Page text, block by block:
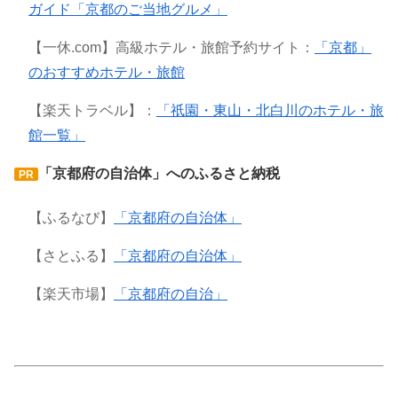
ガイド「京都のご当地グルメ」
【一休.com】高級ホテル・旅館予約サイト：
「京都」
のおすすめホテル・旅館
【楽天トラベル】：
「祇園・東山・北白川のホテル・旅
館一覧」
PR 「京都府の自治体」へのふるさと納税
【ふるなび】 「京都府の自治体」
【さとふる】 「京都府の自治体」
【楽天市場】 「京都府の自治」